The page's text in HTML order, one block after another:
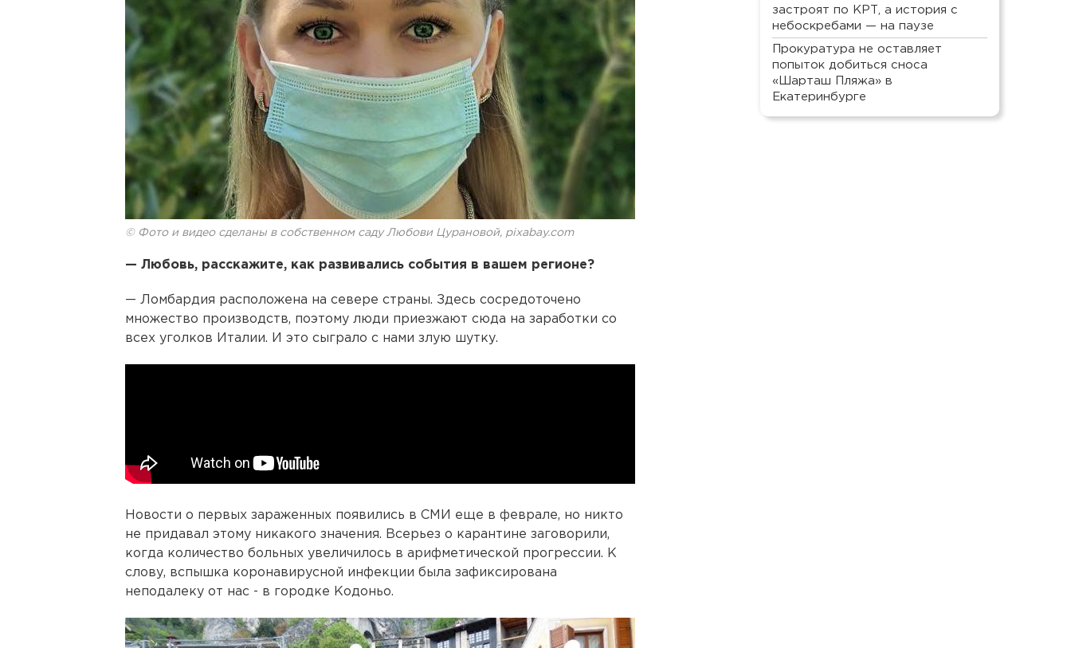
© Фото и видео сделаны в собственном саду Любови Цурановой, pixabay.com
— Любовь, расскажите, как развивались события в вашем регионе?
— Ломбардия расположена на севере страны. Здесь сосредоточено
множество производств, поэтому люди приезжают сюда на заработки со
всех уголков Италии. И это сыграло с нами злую шутку.
Новости о первых зараженных появились в СМИ еще в феврале, но никто
не придавал этому никакого значения. Всерьез о карантине заговорили,
когда количество больных увеличилось в арифметической прогрессии. К
слову, вспышка коронавирусной инфекции была зафиксирована
неподалеку от нас - в городке Кодоньо.
застроят по КРТ, а история с
небоскребами — на паузе
Прокуратура не оставляет
попыток добиться сноса
«Шарташ Пляжа» в
Екатеринбурге